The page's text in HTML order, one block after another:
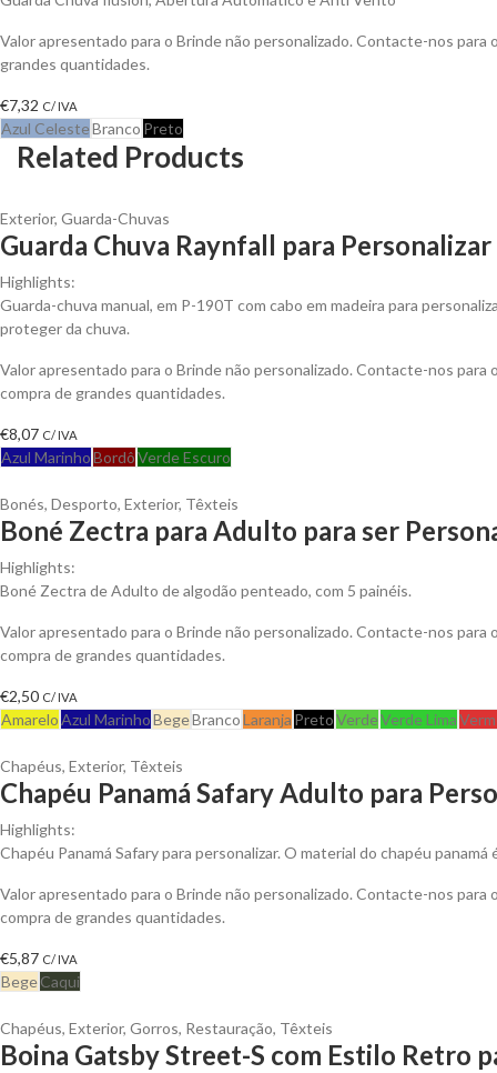
Valor apresentado para o Brinde não personalizado. Contacte-nos
grandes quantidades.
€7,32 C/ IVA
Azul CelesteBranco Preto
Related Products
Exterior, Guarda-Chuvas
Guarda Chuva Raynfall para Personalizar
Highlights:
Guarda-chuva manual, em P-190T com cabo em madeira para
proteger da chuva.
Valor apresentado para o Brinde não personalizado. Contacte-nos para
compra de grandes quantidades.
€8,07 C/ IVA
Azul MarinhoBordôVerde Escuro
Bonés, Desporto, Exterior, Têxteis
Boné Zectra para Adulto para ser
Highlights:
Boné Zectra de Adulto de algodão penteado, com 5 painéis.
Valor apresentado para o Brinde não personalizado. Contacte-nos para
compra de grandes quantidades.
€2,50 C/ IVA
AmareloAzul MarinhoBegeBrancoLaranja PretoVerdeVerde Lima
Chapéus, Exterior, Têxteis
Chapéu Panamá Safary Adulto para
Highlights:
Chapéu Panamá Safary para personalizar. O material do chapéu panamá
Valor apresentado para o Brinde não personalizado. Contacte-nos para
compra de grandes quantidades.
€5,87 C/ IVA
BegeCaqui
Chapéus, Exterior, Gorros, Restauração, Têxteis
Boina Gatsby Street-S com Estilo Retro